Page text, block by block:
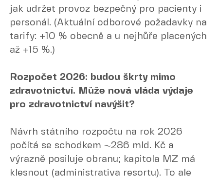
jak udržet provoz bezpečný pro pacienty i
personál. (Aktuální odborové požadavky na
tarify: +10 % obecně a u nejhůře placených
až +15 %.)
Rozpočet 2026: budou škrty mimo
zdravotnictví. Může nová vláda výdaje
pro zdravotnictví navýšit?
Návrh státního rozpočtu na rok 2026
počítá se schodkem ~286 mld. Kč a
výrazně posiluje obranu; kapitola MZ má
klesnout (administrativa resortu). To ale